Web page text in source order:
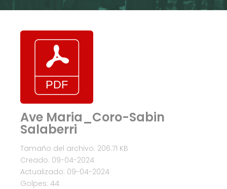
Ave Maria_Coro-Sabin
Salaberri
Tamaño del archivo: 206.71 KB
Creado: 09-04-2024
Actualizado: 09-04-2024
Golpes: 44